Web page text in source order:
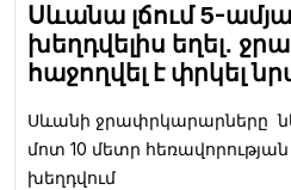
Սևանա լճում 5-
խեղդվելիս եղել․
հաջողվել է փրկել
Սևանի ջրափրկարարները
մոտ 10 մետր
խեղդվում